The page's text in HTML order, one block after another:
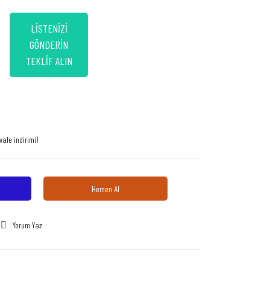
LİSTENİZİ
GÖNDERİN
TEKLİF ALIN
indirimi)
Hemen Al
Yorum Yaz